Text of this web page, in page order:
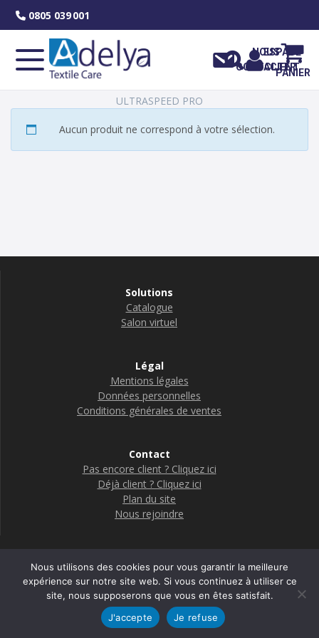
0805 039 001
NOUS
CONTACTER
ESPACE
CLIENT
PANIER
ULTRASPEED PRO
Aucun produit ne correspond à votre sélection.
Solutions
Catalogue
Salon virtuel
Légal
Mentions légales
Données personnelles
Conditions générales de ventes
Contact
Pas encore client ? Cliquez ici
Déjà client ? Cliquez ici
Plan du site
Nous rejoindre
Boutique Adelya Textile Care
© 2026 Adelya
Nous utilisons des cookies pour vous garantir la meilleure
expérience sur notre site web. Si vous continuez à utiliser ce
site, nous supposerons que vous en êtes satisfait.
J'accepte
Je refuse